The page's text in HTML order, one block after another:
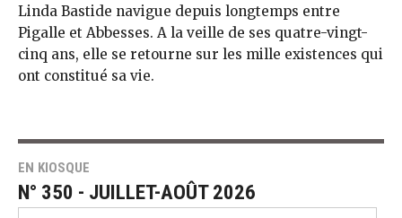
Linda Bastide navigue depuis longtemps entre
Pigalle et Abbesses. A la veille de ses quatre-vingt-
cinq ans, elle se retourne sur les mille existences qui
ont constitué sa vie.
EN KIOSQUE
N° 350 - JUILLET-AOÛT 2026